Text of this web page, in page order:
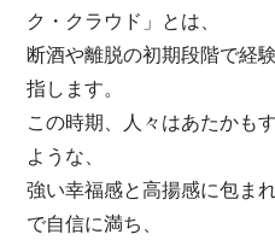
ク・クラウド」とは、
断酒や離脱の初期段階で経
指します。
この時期、人々はあたかも
ような、
強い幸福感と高揚感に包ま
で自信に満ち、